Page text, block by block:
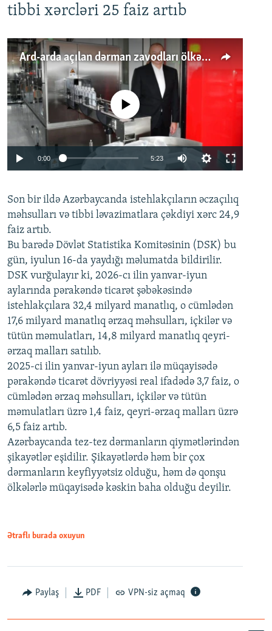
tibbi xərcləri 25 faiz artıb
Ard-arda açılan dərman zavodları ölkənin tələbatını ödəyirmi?
Auto 240p 360p 480p
720p 1080p
No media source currently available
0:00 5:23
360p
480p
720p
1080p
Son bir ildə Azərbaycanda istehlakçıların əczaçılıq
məhsulları və tibbi ləvazimatlara çəkdiyi xərc 24,9
faiz artıb.
Bu barədə Dövlət Statistika Komitəsinin (DSK) bu
gün, iyulun 16-da yaydığı məlumatda bildirilir.
DSK vurğulayır ki, 2026-cı ilin yanvar-iyun
aylarında pərakəndə ticarət şəbəkəsində
istehlakçılara 32,4 milyard manatlıq, o cümlədən
17,6 milyard manatlıq ərzaq məhsulları, içkilər və
tütün məmulatları, 14,8 milyard manatlıq qeyri-
ərzaq malları satılıb.
2025-ci ilin yanvar-iyun ayları ilə müqayisədə
pərakəndə ticarət dövriyyəsi real ifadədə 3,7 faiz, o
cümlədən ərzaq məhsulları, içkilər və tütün
məmulatları üzrə 1,4 faiz, qeyri-ərzaq malları üzrə
6,5 faiz artıb.
Azərbaycanda tez-tez dərmanların qiymətlərindən
şikayətlər eşidilir. Şikayətlərdə həm bir çox
dərmanların keyfiyyətsiz olduğu, həm də qonşu
ölkələrlə müqayisədə kəskin baha olduğu deyilir.
Ətraflı burada oxuyun
Paylaş PDF VPN-siz açmaq